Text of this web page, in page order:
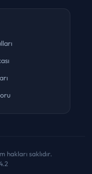
hakları saklıdır.